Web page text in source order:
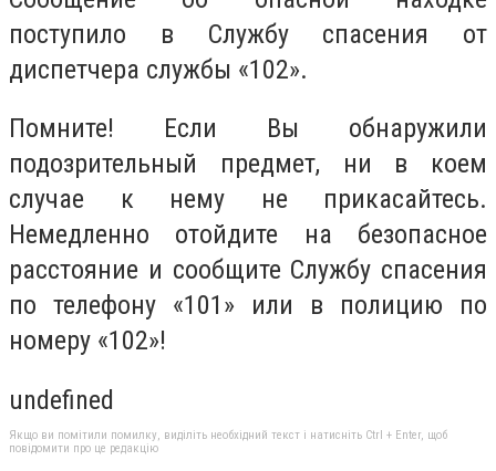
поступило в Службу спасения от
диспетчера службы «102».
Помните! Если Вы обнаружили
подозрительный предмет, ни в коем
случае к нему не прикасайтесь.
Немедленно отойдите на безопасное
расстояние и сообщите Службу спасения
по телефону «101» или в полицию по
номеру «102»!
undefined
Якщо ви помітили помилку, виділіть необхідний текст і натисніть Ctrl + Enter, щоб
повідомити про це редакцію